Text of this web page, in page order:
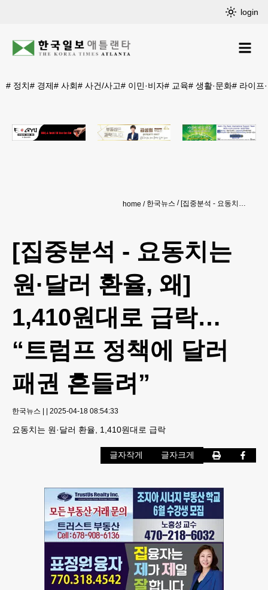
login
# 정치# 경제# 사회# 사건/사고# 이민·비자# 교육# 생활·문화# 라이프
home 한국뉴스 [집중분석 - 요동치는 원·달러 환율, 왜] 1,410원대로 급락… “트럼프 정책에 달러 패권 흔들려”
[집중분석 - 요동치는
원·달러 환율, 왜]
1,410원대로 급락…
“트럼프 정책에 달러
패권 흔들려”
한국뉴스 | | 2025-04-18 08:54:33
요동치는 원·달러 환율, 1,410원대로 급락
글자작게 글자크게